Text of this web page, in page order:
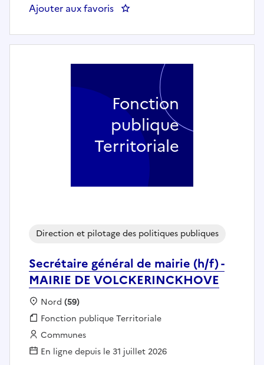
Ajouter aux favoris : Secrétaire général de mairie (h/
Secrétaire général de mairie (h/f) -
MAIRIE DE VOLCKERINCKHOVE
Direction et pilotage des politiques publiques
Localisation :
Nord (59)
Fonction publique :
Fonction publique Territoriale
Employeur :
Communes
En ligne depuis le 31 juillet 2026
Fonction
publique
Territoriale